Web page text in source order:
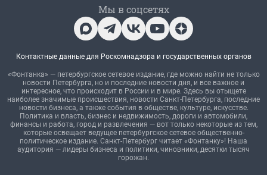
Мы в соцсетях
Контактные данные для Роскомнадзора и государственных органов
«Фонтанка» — петербургское сетевое издание, где можно найти не только
новости Петербурга, но и последние новости дня, и все важное и
интересное, что происходит в России и в мире. Здесь вы отыщете
наиболее значимые происшествия, новости Санкт-Петербурга, последние
новости бизнеса, а также события в обществе, культуре, искусстве.
Политика и власть, бизнес и недвижимость, дороги и автомобили,
финансы и работа, город и развлечения — вот только некоторые из тем,
которые освещает ведущее петербургское сетевое общественно-
политическое издание. Санкт-Петербург читает «Фонтанку»! Наша
аудитория — лидеры бизнеса и политики, чиновники, десятки тысяч
горожан.